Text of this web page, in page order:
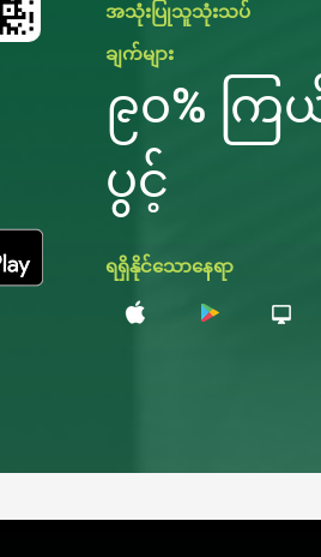
အသုံးပြုသူသုံးသပ်
ချက်များ
၉၀% ကြ
ပွင့်
ရရှိနိုင်သောနေရာ